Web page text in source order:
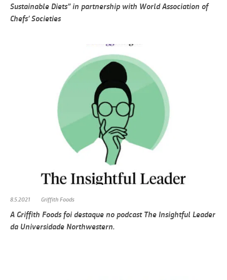
Sustainable Diets” in partnership with World Association of
Chefs’ Societies
8.5.2021 Griffith Foods
A Griffith Foods foi destaque no podcast The Insightful Leader
da Universidade Northwestern.